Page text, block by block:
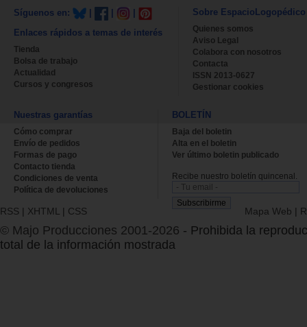
Síguenos en:
Enlaces rápidos a temas de interés
Tienda
Bolsa de trabajo
Actualidad
Cursos y congresos
Sobre EspacioLogopédico
Quienes somos
Aviso Legal
Colabora con nosotros
Contacta
ISSN 2013-0627
Gestionar cookies
Nuestras garantías
Cómo comprar
Envío de pedidos
Formas de pago
Contacto tienda
Condiciones de venta
Política de devoluciones
BOLETÍN
Baja del boletin
Alta en el boletin
Ver último boletin publicado
Recibe nuestro boletín quincenal.
RSS | XHTML | CSS Mapa Web |
© Majo Producciones 2001-2026 - Prohibida la
total de la información mostrada